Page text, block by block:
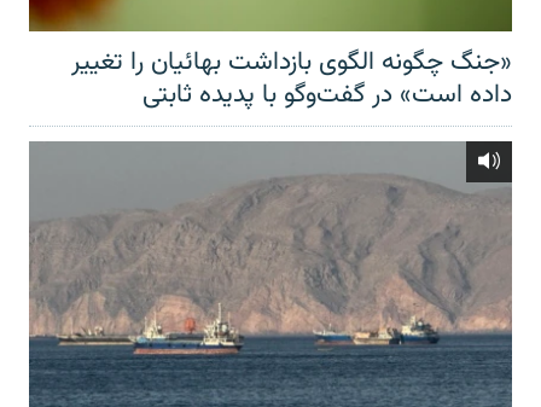
«جنگ چگونه الگوی بازداشت بهائیان را تغییر
داده است» در گفت‌وگو با پدیده ثابتی